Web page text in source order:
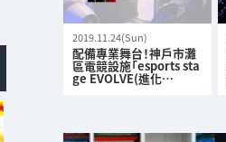
2019.11.24(Sun)
配備專業舞台！神戶市灘
區電競設施「esports sta
ge EVOLVE(進化…